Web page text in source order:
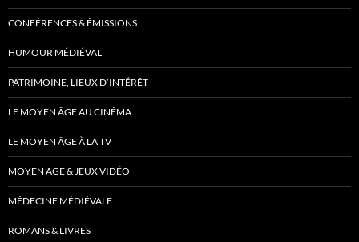
CONFÉRENCES & ÉMISSIONS
HUMOUR MÉDIÉVAL
PATRIMOINE, LIEUX D’INTÉRÊT
LE MOYEN ÂGE AU CINÉMA
LE MOYEN ÂGE À LA TV
MOYEN ÂGE & JEUX VIDÉO
MÉDECINE MÉDIÉVALE
ROMANS & LIVRES